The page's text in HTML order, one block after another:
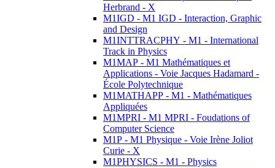
Herbrand - X
M1IGD - M1 IGD - Interaction, Graphic
and Design
M1INTTRACPHY - M1 - International
Track in Physics
M1MAP - M1 Mathématiques et
Applications - Voie Jacques Hadamard -
École Polytechnique
M1MATHAPP - M1 - Mathématiques
Appliquées
M1MPRI - M1 MPRI - Foudations of
Computer Science
M1P - M1 Physique - Voie Irène Joliot
Curie - X
M1PHYSICS - M1 - Physics